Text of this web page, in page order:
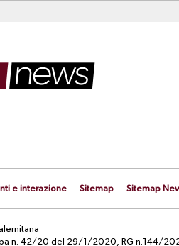
e interazione Sitemap Sitemap
n. 42/20 del 29/1/2020, RG n.144/